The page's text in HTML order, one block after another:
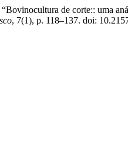
de corte:: uma
, 7(1), p. 118–137. doi: